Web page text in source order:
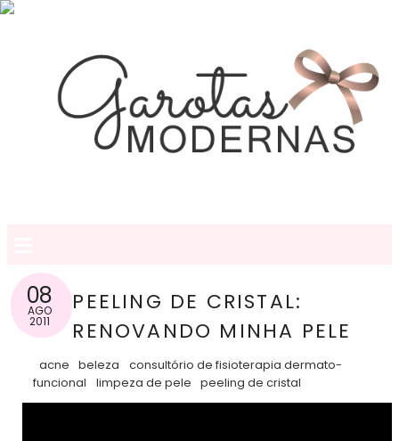
08
AGO
2011
PEELING DE CRISTAL:
RENOVANDO MINHA PELE
acne beleza
consultório de fisioterapia dermato-
funcional
limpeza de pele peeling de cristal